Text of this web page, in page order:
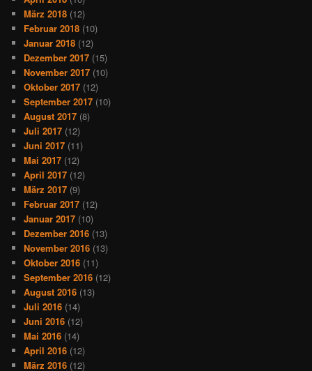
März 2018 (12)
Februar 2018 (10)
Januar 2018 (12)
Dezember 2017 (15)
November 2017 (10)
Oktober 2017 (12)
September 2017 (10)
August 2017 (8)
Juli 2017 (12)
Juni 2017 (11)
Mai 2017 (12)
April 2017 (12)
März 2017 (9)
Februar 2017 (12)
Januar 2017 (10)
Dezember 2016 (13)
November 2016 (13)
Oktober 2016 (11)
September 2016 (12)
August 2016 (13)
Juli 2016 (14)
Juni 2016 (12)
Mai 2016 (14)
April 2016 (12)
März 2016 (12)